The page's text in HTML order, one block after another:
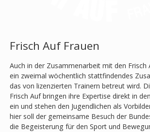
Frisch Auf Frauen
Auch in der Zusammenarbeit mit den Frisch
ein zweimal wöchentlich stattfindendes
das von lizenzierten Trainern betreut wird.
Frisch Auf bringen ihre Expertise direkt in
ein und stehen den Jugendlichen als
hier soll der gemeinsame Besuch der
die Begeisterung für den Sport und